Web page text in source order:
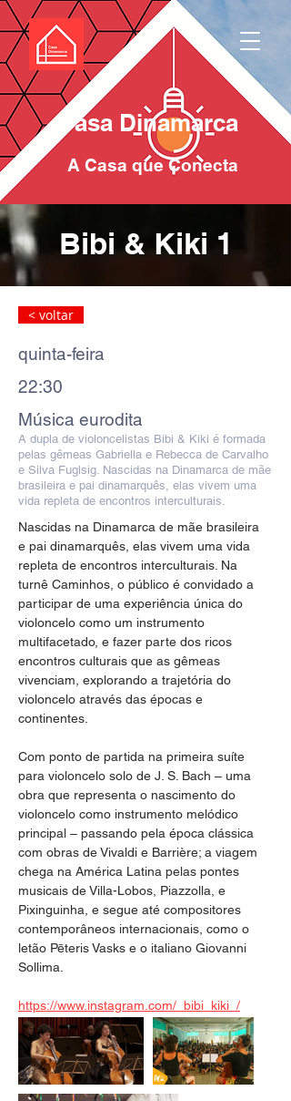
Casa Dinamarca
A Casa que Conecta
Bibi & Kiki 1
< voltar
quinta-feira
22:30
Música eurodita
A dupla de violoncelistas Bibi & Kiki é formada
pelas gêmeas Gabriella e Rebecca de Carvalho
e Silva Fuglsig. Nascidas na Dinamarca de mãe
brasileira e pai dinamarquês, elas vivem uma
vida repleta de encontros interculturais.
Nascidas na Dinamarca de mãe brasileira
e pai dinamarquês, elas vivem uma vida
repleta de encontros interculturais. Na
turnê Caminhos, o público é convidado a
participar de uma experiência única do
violoncelo como um instrumento
multifacetado, e fazer parte dos ricos
encontros culturais que as gêmeas
vivenciam, explorando a trajetória do
violoncelo através das épocas e
continentes.
Com ponto de partida na primeira suíte
para violoncelo solo de J. S. Bach – uma
obra que representa o nascimento do
violoncelo como instrumento melódico
principal – passando pela época clássica
com obras de Vivaldi e Barrière; a viagem
chega na América Latina pelas pontes
musicais de Villa-Lobos, Piazzolla, e
Pixinguinha, e segue até compositores
contemporâneos internacionais, como o
letão Pēteris Vasks e o italiano Giovanni
Sollima.
https://www.instagram.com/_bibi_kiki_/